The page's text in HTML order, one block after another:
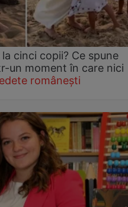
cinci copii? Ce spune
un moment în care nici
românești